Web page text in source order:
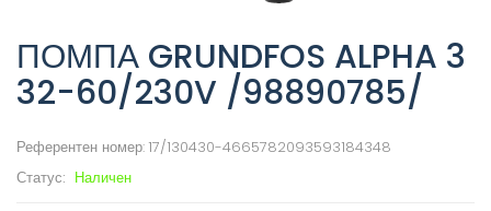
ПОМПА GRUNDFOS ALPHA 3
32-60/230V /98890785/
Референтен номер: 17/130430-4665782093593184348
Статус: Наличен